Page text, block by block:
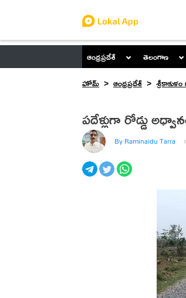
ఆంధ్రప్రదేశ్ తెలంగాణ
హోమ్
ఆంధ్రప్రదేశ్
పదేళ్లుగా రోడ్డు
By Raminaidu Tarra